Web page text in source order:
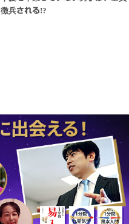
徴兵される!?